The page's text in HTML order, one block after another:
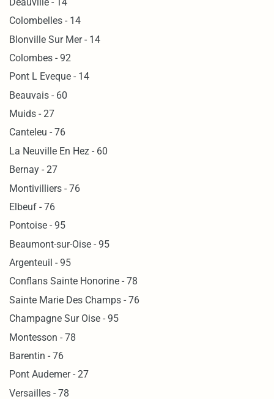
Colombelles - 14
Blonville Sur Mer - 14
Colombes - 92
Pont L Eveque - 14
Beauvais - 60
Muids - 27
Canteleu - 76
La Neuville En Hez - 60
Bernay - 27
Montivilliers - 76
Elbeuf - 76
Pontoise - 95
Beaumont-sur-Oise - 95
Argenteuil - 95
Conflans Sainte Honorine - 78
Sainte Marie Des Champs - 76
Champagne Sur Oise - 95
Montesson - 78
Barentin - 76
Pont Audemer - 27
Versailles - 78